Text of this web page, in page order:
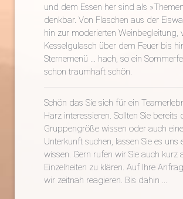
und dem Essen her sind als
denkbar. Von Flaschen aus der
hin zur moderierten Weinbegleitung,
Kesselgulasch über dem Feuer bis
Sternemenü ... hach, so ein
schon traumhaft schön.
Schön das Sie sich für ein
Harz interessieren. Sollten Sie bereits
Gruppengröße wissen oder auch eine
Unterkunft suchen, lassen Sie es uns
wissen. Gern rufen wir Sie auch kurz
Einzelheiten zu klären. Auf Ihre
wir zeitnah reagieren. Bis dahin ...